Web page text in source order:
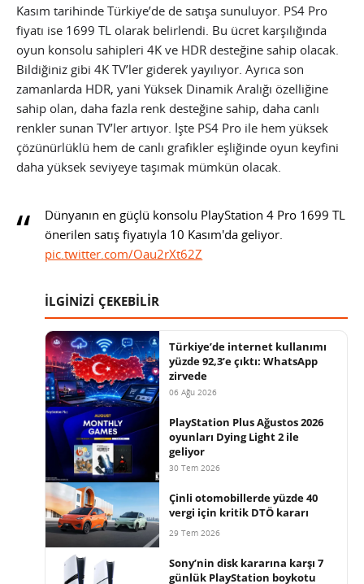
Kasım tarihinde Türkiye’de de satışa sunuluyor. PS4 Pro
fiyatı ise 1699 TL olarak belirlendi. Bu ücret karşılığında
oyun konsolu sahipleri 4K ve HDR desteğine sahip olacak.
Bildiğiniz gibi 4K TV’ler giderek yayılıyor. Ayrıca son
zamanlarda HDR, yani Yüksek Dinamik Aralığı özelliğine
sahip olan, daha fazla renk desteğine sahip, daha canlı
renkler sunan TV’ler artıyor. İşte PS4 Pro ile hem yüksek
çözünürlüklü hem de canlı grafikler eşliğinde oyun keyfini
daha yüksek seviyeye taşımak mümkün olacak.
Dünyanın en güçlü konsolu PlayStation 4 Pro 1699 TL
önerilen satış fiyatıyla 10 Kasım'da geliyor.
pic.twitter.com/Oau2rXt62Z
İLGİNİZİ ÇEKEBİLİR
Türkiye’de internet kullanımı
yüzde 92,3’e çıktı: WhatsApp
zirvede
06 Ağu 2026
PlayStation Plus Ağustos 2026
oyunları Dying Light 2 ile
geliyor
30 Tem 2026
Çinli otomobillerde yüzde 40
vergi için kritik DTÖ kararı
29 Tem 2026
Sony’nin disk kararına karşı 7
günlük PlayStation boykotu